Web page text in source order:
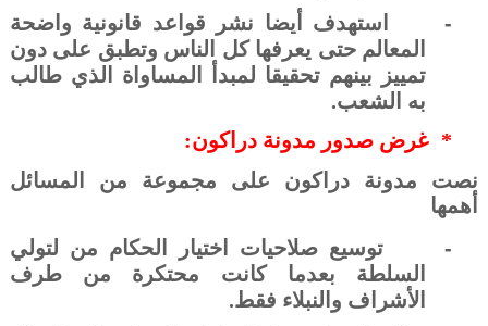
-
استهدف أيضا نشر قواعد قانونية واضحة
المعالم حتى يعرفها كل الناس وتطبق على دون
تمييز بينهم تحقيقا لمبدأ المساواة
الذي طالب
به الشعب.
* غرض صدور مدونة دراكون:
نصت مدونة دراكون على مجموعة من المسائل
أهمها
-
توسيع صلاحيات اختيار الحكام من لتولي
السلطة بعدما كانت محتكرة من طرف
الأشراف والنبلاء فقط.